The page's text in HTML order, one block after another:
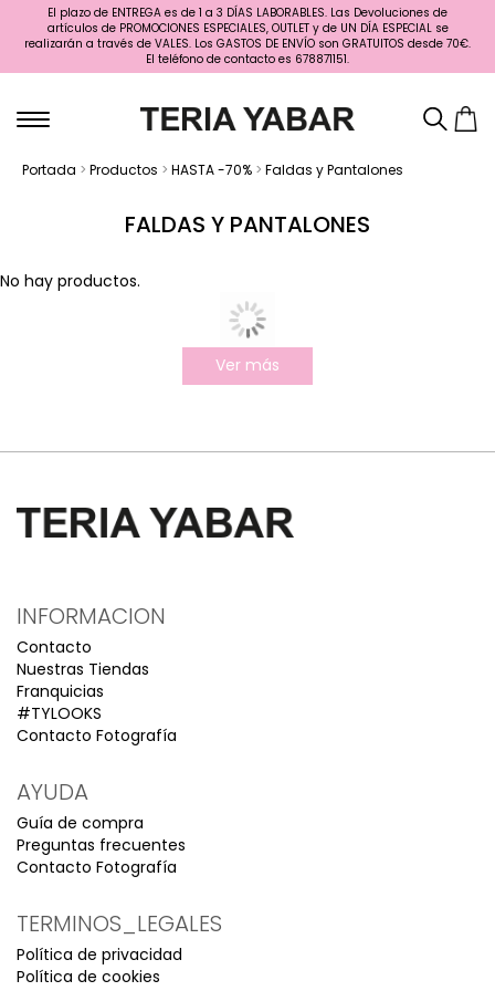
El plazo de ENTREGA es de 1 a 3 DÍAS LABORABLES. Las Devoluciones de
artículos de PROMOCIONES ESPECIALES, OUTLET y de UN DÍA ESPECIAL se
realizarán a través de VALES. Los GASTOS DE ENVÍO son GRATUITOS desde 70€.
El teléfono de contacto es 678871151.
Portada > Productos > HASTA -70% > Faldas y Pantalones
FALDAS Y PANTALONES
No hay productos.
Ver más
INFORMACION
Contacto
Nuestras Tiendas
Franquicias
#TYLOOKS
Contacto Fotografía
AYUDA
Guía de compra
Preguntas frecuentes
Contacto Fotografía
TERMINOS_LEGALES
Política de privacidad
Política de cookies